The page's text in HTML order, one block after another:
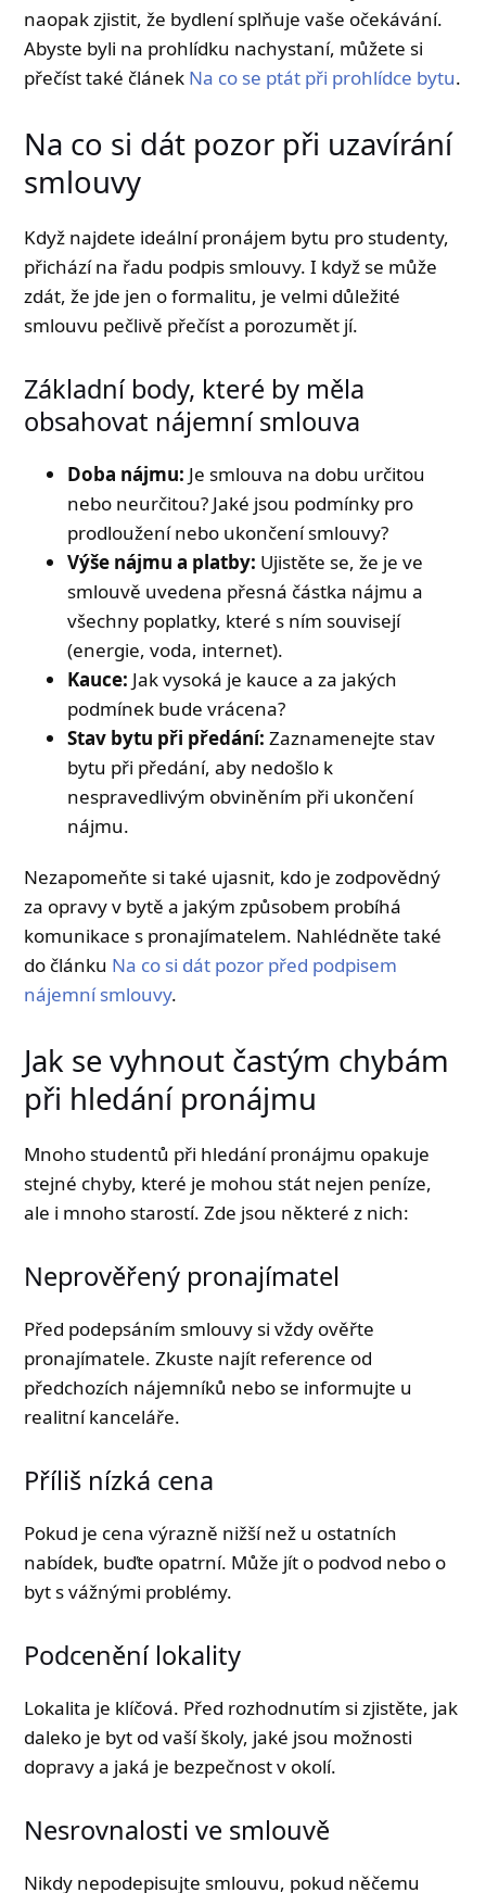
naopak zjistit, že bydlení splňuje vaše očekávání.
Abyste byli na prohlídku nachystaní, můžete si
přečíst také článek Na co se ptát při prohlídce bytu.
Na co si dát pozor při uzavírání
smlouvy
Když najdete ideální pronájem bytu pro studenty,
přichází na řadu podpis smlouvy. I když se může
zdát, že jde jen o formalitu, je velmi důležité
smlouvu pečlivě přečíst a porozumět jí.
Základní body, které by měla
obsahovat nájemní smlouva
Doba nájmu: Je smlouva na dobu určitou
nebo neurčitou? Jaké jsou podmínky pro
prodloužení nebo ukončení smlouvy?
Výše nájmu a platby: Ujistěte se, že je ve
smlouvě uvedena přesná částka nájmu a
všechny poplatky, které s ním souvisejí
(energie, voda, internet).
Kauce: Jak vysoká je kauce a za jakých
podmínek bude vrácena?
Stav bytu při předání: Zaznamenejte stav
bytu při předání, aby nedošlo k
nespravedlivým obviněním při ukončení
nájmu.
Nezapomeňte si také ujasnit, kdo je zodpovědný
za opravy v bytě a jakým způsobem probíhá
komunikace s pronajímatelem. Nahlédněte také
do článku Na co si dát pozor před podpisem
nájemní smlouvy.
Jak se vyhnout častým chybám
při hledání pronájmu
Mnoho studentů při hledání pronájmu opakuje
stejné chyby, které je mohou stát nejen peníze,
ale i mnoho starostí. Zde jsou některé z nich:
Neprověřený pronajímatel
Před podepsáním smlouvy si vždy ověřte
pronajímatele. Zkuste najít reference od
předchozích nájemníků nebo se informujte u
realitní kanceláře.
Příliš nízká cena
Pokud je cena výrazně nižší než u ostatních
nabídek, buďte opatrní. Může jít o podvod nebo o
byt s vážnými problémy.
Podcenění lokality
Lokalita je klíčová. Před rozhodnutím si zjistěte, jak
daleko je byt od vaší školy, jaké jsou možnosti
dopravy a jaká je bezpečnost v okolí.
Nesrovnalosti ve smlouvě
Nikdy nepodepisujte smlouvu, pokud něčemu